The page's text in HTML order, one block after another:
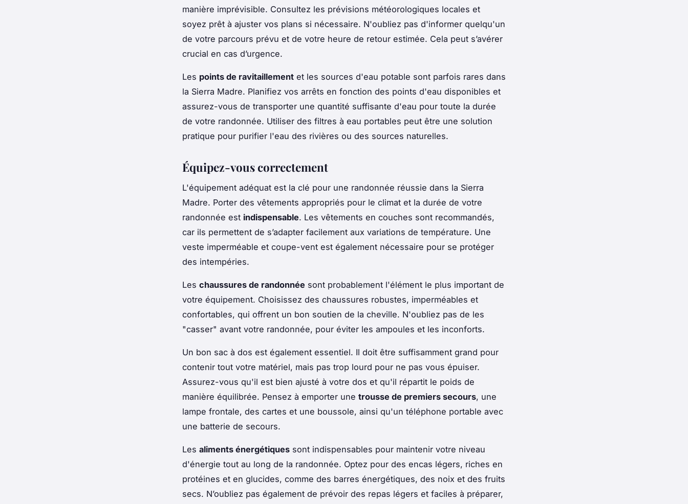
manière imprévisible. Consultez les prévisions météorologiques locales et
soyez prêt à ajuster vos plans si nécessaire. N'oubliez pas d'informer quelqu'un
de votre parcours prévu et de votre heure de retour estimée. Cela peut s’avérer
crucial en cas d’urgence.
Les points de ravitaillement et les sources d'eau potable sont parfois rares dans
la Sierra Madre. Planifiez vos arrêts en fonction des points d'eau disponibles et
assurez-vous de transporter une quantité suffisante d'eau pour toute la durée
de votre randonnée. Utiliser des filtres à eau portables peut être une solution
pratique pour purifier l'eau des rivières ou des sources naturelles.
Équipez-vous correctement
L'équipement adéquat est la clé pour une randonnée réussie dans la Sierra
Madre. Porter des vêtements appropriés pour le climat et la durée de votre
randonnée est indispensable. Les vêtements en couches sont recommandés,
car ils permettent de s’adapter facilement aux variations de température. Une
veste imperméable et coupe-vent est également nécessaire pour se protéger
des intempéries.
Les chaussures de randonnée sont probablement l'élément le plus important de
votre équipement. Choisissez des chaussures robustes, imperméables et
confortables, qui offrent un bon soutien de la cheville. N'oubliez pas de les
"casser" avant votre randonnée, pour éviter les ampoules et les inconforts.
Un bon sac à dos est également essentiel. Il doit être suffisamment grand pour
contenir tout votre matériel, mais pas trop lourd pour ne pas vous épuiser.
Assurez-vous qu'il est bien ajusté à votre dos et qu'il répartit le poids de
manière équilibrée. Pensez à emporter une trousse de premiers secours, une
lampe frontale, des cartes et une boussole, ainsi qu'un téléphone portable avec
une batterie de secours.
Les aliments énergétiques sont indispensables pour maintenir votre niveau
d'énergie tout au long de la randonnée. Optez pour des encas légers, riches en
protéines et en glucides, comme des barres énergétiques, des noix et des fruits
secs. N’oubliez pas également de prévoir des repas légers et faciles à préparer,